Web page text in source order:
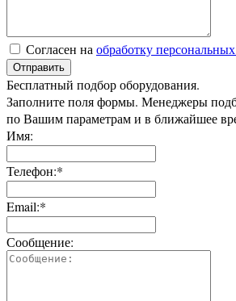
Согласен на обработку
Отправить
Бесплатный подбор оборудования.
Заполните поля формы. Менеджеры
по Вашим параметрам и в ближайшее
Имя:
Телефон:*
Email:*
Сообщение: